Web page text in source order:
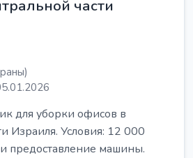
части
для уборки офисов в
Израиля. Условия: 12 000
предоставление машины.